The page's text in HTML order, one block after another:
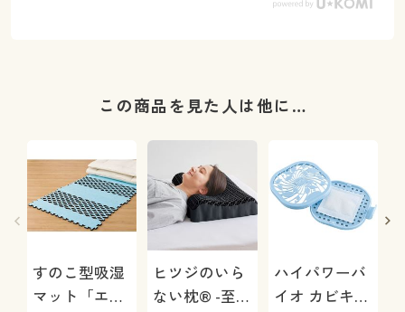
この商品を見た人は他に…
すのこ型吸湿
マット「エア
ヒツジのいら
ない枕® -至
ハイパワーバ
イオ カビキレ